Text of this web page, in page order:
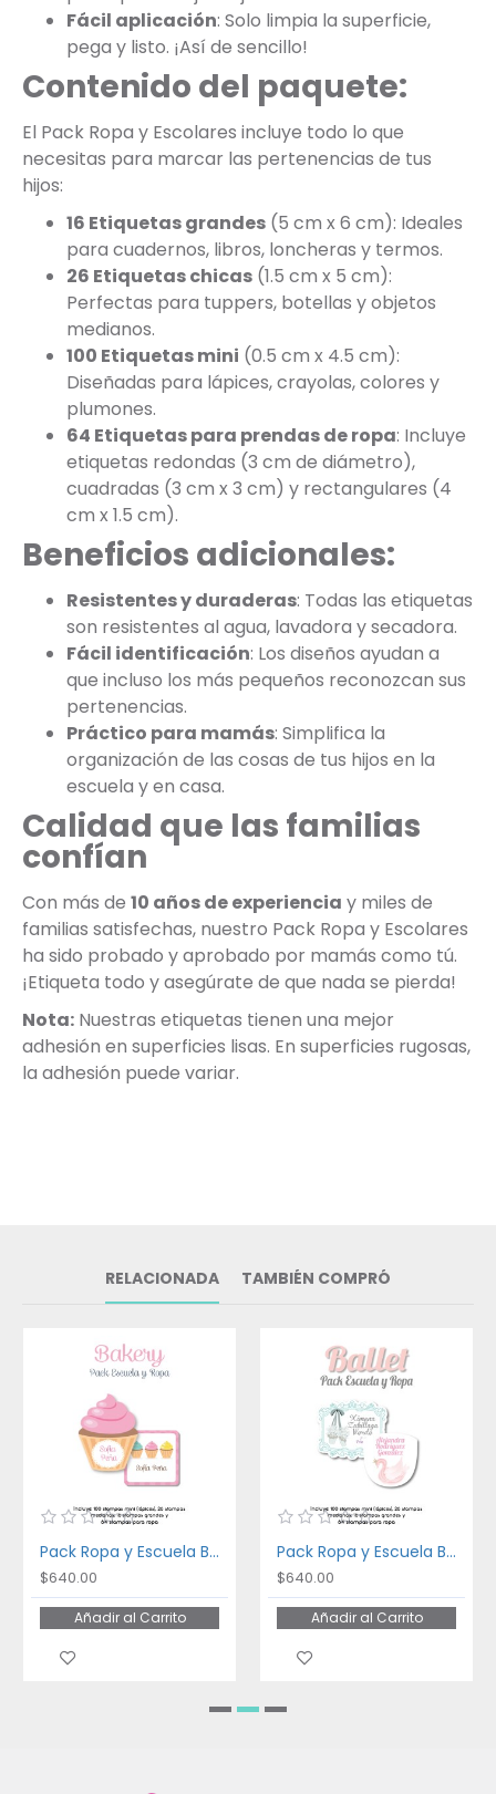
Fácil aplicación: Solo limpia la superficie,
pega y listo. ¡Así de sencillo!
Contenido del paquete:
El Pack Ropa y Escolares incluye todo lo que
necesitas para marcar las pertenencias de tus
hijos:
16 Etiquetas grandes (5 cm x 6 cm): Ideales
para cuadernos, libros, loncheras y termos.
26 Etiquetas chicas (1.5 cm x 5 cm):
Perfectas para tuppers, botellas y objetos
medianos.
100 Etiquetas mini (0.5 cm x 4.5 cm):
Diseñadas para lápices, crayolas, colores y
plumones.
64 Etiquetas para prendas de ropa: Incluye
etiquetas redondas (3 cm de diámetro),
cuadradas (3 cm x 3 cm) y rectangulares (4
cm x 1.5 cm).
Beneficios adicionales:
Resistentes y duraderas: Todas las etiquetas
son resistentes al agua, lavadora y secadora.
Fácil identificación: Los diseños ayudan a
que incluso los más pequeños reconozcan sus
pertenencias.
Práctico para mamás: Simplifica la
organización de las cosas de tus hijos en la
escuela y en casa.
Calidad que las familias
confían
Con más de 10 años de experiencia y miles de
familias satisfechas, nuestro Pack Ropa y Escolares
ha sido probado y aprobado por mamás como tú.
¡Etiqueta todo y asegúrate de que nada se pierda!
Nota: Nuestras etiquetas tienen una mejor
adhesión en superficies lisas. En superficies rugosas,
la adhesión puede variar.
RELACIONADA TAMBIÉN COMPRÓ
Pack Ropa y Escuela Bakery
$640.00
Añadir al Carrito
Pack Ropa y Escuela Ballet
$640.00
Añadir al Carrito